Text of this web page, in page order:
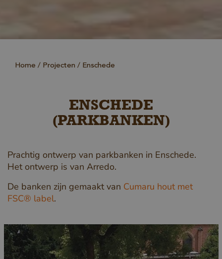
Home Projecten Enschede
ENSCHEDE
(PARKBANKEN)
Prachtig ontwerp van parkbanken in Enschede.
Het ontwerp is van Arredo.
De banken zijn gemaakt van Cumaru hout met
FSC® label.